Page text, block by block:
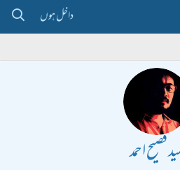
داخل ہوں
فصیح احمد